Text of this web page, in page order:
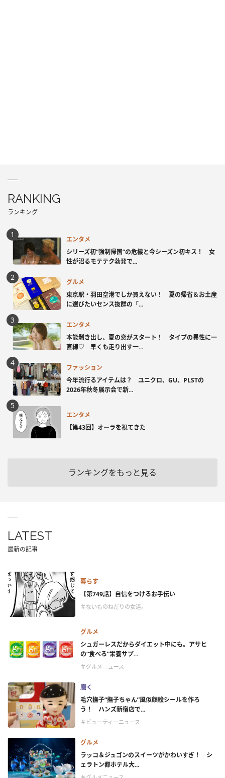
RANKING
ランキング
エンタメ
シリーズ初“強制帰国”の危機と今シーズン初キス！ 女
性が沼るモテテク勃発で...
グルメ
東京駅・羽田空港でしか買えない！ 夏の帰省＆お土産
に選びたいセンス抜群の「...
エンタメ
本能剥き出し、夏の恋がスタート！ タイプの異性に一
直線♡ 早くも走り出す一...
ファッション
今年流行るアイテムは？ ユニクロ、GU、PLSTの
2026年秋冬展示会で新...
エンタメ
【第43回】オーラを視てきた
ランキングをもっと見る
LATEST
最新の記事
暮らす
【第749話】自信をつけるお手伝い
＃ないものねだりの女達。
グルメ
シュガーレスだからダイエット中にも。アサヒ
の“食べる”栄養サプ...
＃グルメニュース
磨く
毛穴撫子“撫子ちゃん”風似顔絵シールを作ろ
う！ ハンズ新宿店で...
＃ビューティーニュース
グルメ
ラッコ＆ジュゴンのスイーツがかわいすぎ！ シ
ェラトン都ホテル大...